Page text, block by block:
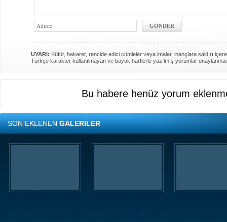
UYARI: Küfür, hakaret, rencide edici cümleler veya imalar, inançlara saldırı
Türkçe karakter kullanılmayan ve büyük harflerle yazılmış yorumlar
Bu habere henüz yorum
SON EKLENENGALERİLER